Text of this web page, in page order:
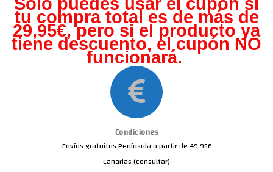
tu compra total es de más de
29,95€, pero si el producto ya
tiene descuento, el cupón NO
funcionará.
Condiciones
Envíos gratuitos Península a partir de 49.95€
Canarias (consultar)